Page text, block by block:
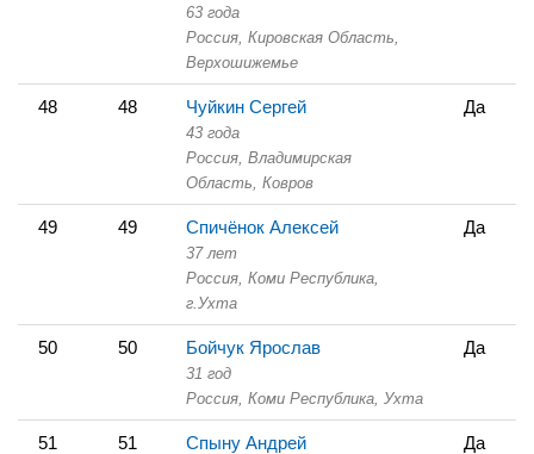
63 года
Россия, Кировская Область,
Верхошижемье
48 48 Чуйкин Сергей
43 года
Россия, Владимирская
Область, Ковров
Да
49 49 Спичёнок Алексей
37 лет
Россия, Коми Республика,
г.Ухта
Да
50 50 Бойчук Ярослав
31 год
Россия, Коми Республика, Ухта
Да
51 51 Спыну Андрей Да